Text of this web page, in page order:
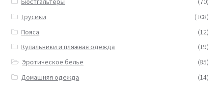
Трусики
(108)
Пояса
(12)
Купальники и пляжная одежда
(19)
Эротическое белье
(85)
Домашняя одежда
(14)